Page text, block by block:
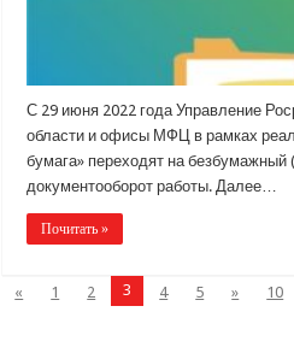
С 29 июня 2022 года Управление
области и офисы МФЦ в рамках
бумага» переходят на безбумажный
документооборот работы. Далее…
Почитать »
« 1 2 3 4 5 » 10